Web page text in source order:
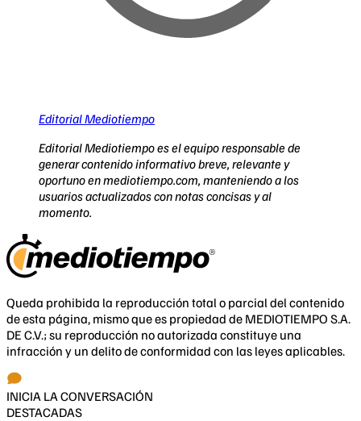
Editorial Mediotiempo
Editorial Mediotiempo es el equipo responsable de
generar contenido informativo breve, relevante y
oportuno en mediotiempo.com, manteniendo a los
usuarios actualizados con notas concisas y al
momento.
Queda prohibida la reproducción total o parcial del contenido
de esta página, mismo que es propiedad de MEDIOTIEMPO S.A.
DE C.V.; su reproducción no autorizada constituye una
infracción y un delito de conformidad con las leyes aplicables.
INICIA LA CONVERSACIÓN
DESTACADAS